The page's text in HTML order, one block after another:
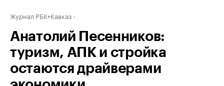
Журнал РБК+Кавказ
Анатолий Песенников:
туризм, АПК и стройка
остаются драйверами